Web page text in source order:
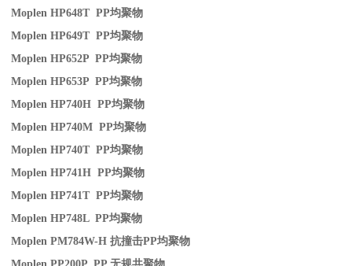
Moplen HP648T PP均聚物
Moplen HP649T PP均聚物
Moplen HP652P PP均聚物
Moplen HP653P PP均聚物
Moplen HP740H PP均聚物
Moplen HP740M PP均聚物
Moplen HP740T PP均聚物
Moplen HP741H PP均聚物
Moplen HP741T PP均聚物
Moplen HP748L PP均聚物
Moplen PM784W-H抗撞击PP均聚物